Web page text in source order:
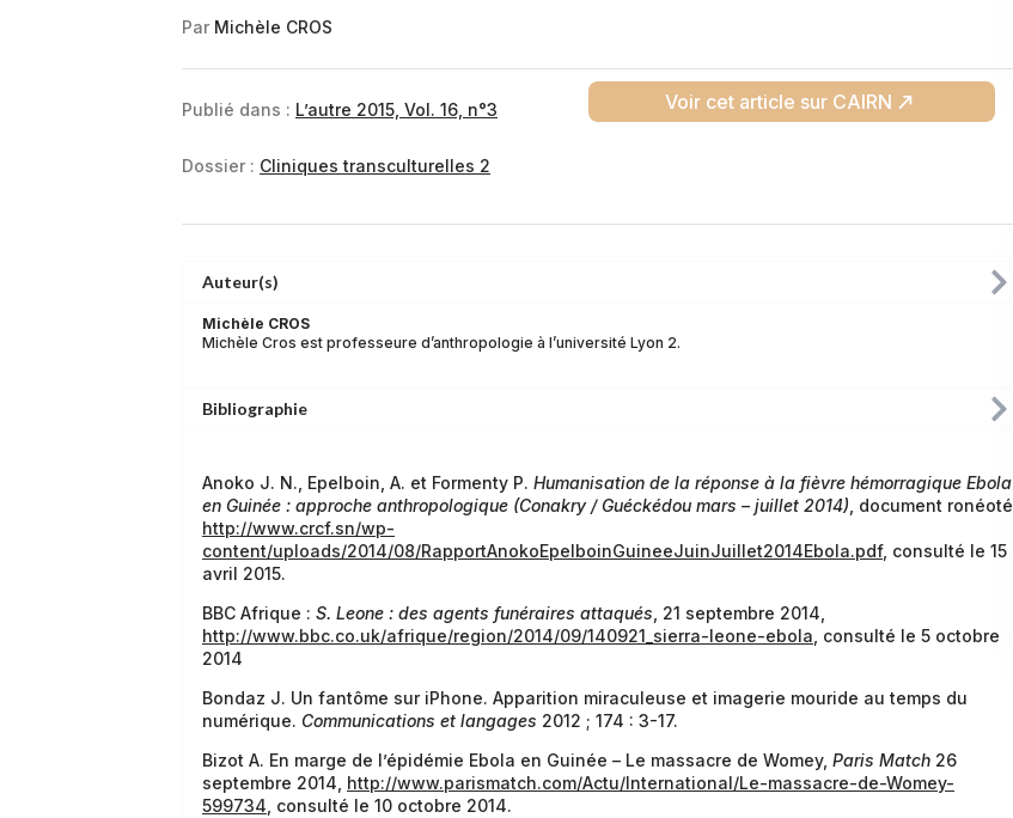
Par Michèle CROS
Publié dans : L’autre 2015, Vol. 16, n°3
Dossier : Cliniques transculturelles 2
Voir cet article sur CAIRN
Auteur(s)
Michèle CROS
Michèle Cros est professeure d’anthropologie à l’université Lyon 2.
Bibliographie
Anoko J. N., Epelboin, A. et Formenty P. Humanisation de la réponse à la fièvre hémorragique Ebola
en Guinée : approche anthropologique (Conakry / Guéckédou mars – juillet 2014) , document ronéoté
http://www.crcf.sn/wp-
content/uploads/2014/08/RapportAnokoEpelboinGuineeJuinJuillet2014Ebola.pdf, consulté le 15
avril 2015.
BBC Afrique : S. Leone : des agents funéraires attaqués , 21 septembre 2014,
http://www.bbc.co.uk/afrique/region/2014/09/140921_sierra-leone-ebola , consulté le 5 octobre
2014
Bondaz J. Un fantôme sur iPhone. Apparition miraculeuse et imagerie mouride au temps du
numérique. Communications et langages 2012 ; 174 : 3-17.
Bizot A. En marge de l’épidémie Ebola en Guinée – Le massacre de Womey, Paris Match 26
septembre 2014, http://www.parismatch.com/Actu/International/Le-massacre-de-Womey-
599734 , consulté le 10 octobre 2014.